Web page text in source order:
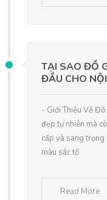
TẠI SAO ĐỒ
ĐẦU CHO
- Giới Thiệu Về
đẹp tự nhiên mà
cấp và sang trọng
màu sắc tố
Read More